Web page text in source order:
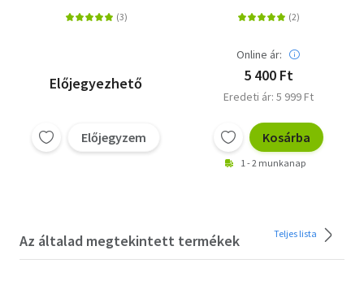
Előjegyezhető
Előjegyzem
Online ár:
5 400 Ft
Eredeti ár: 5 999 Ft
Kosárba
1 - 2 munkanap
Az általad megtekintett termékek Teljes lista